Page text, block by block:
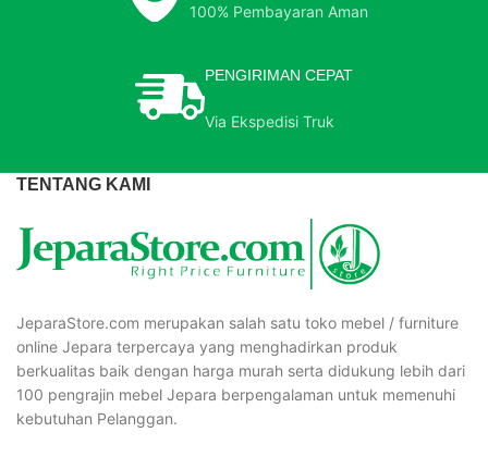
100% Pembayaran Aman
PENGIRIMAN CEPAT
Via Ekspedisi Truk
TENTANG KAMI
JeparaStore.com merupakan salah satu toko mebel / furniture
online Jepara terpercaya yang menghadirkan produk
berkualitas baik dengan harga murah serta didukung lebih dari
100 pengrajin mebel Jepara berpengalaman untuk memenuhi
kebutuhan Pelanggan.